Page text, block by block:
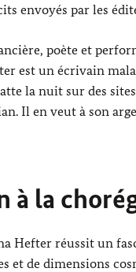
envoyés par les
poète et
est un écrivain
la nuit sur des
Il en veut à son
à la
Hefter réussit un
et de dimensions